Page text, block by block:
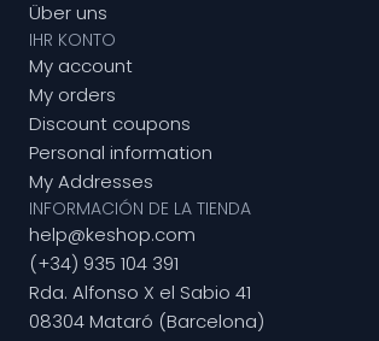
Über uns
IHR KONTO
My account
My orders
Discount coupons
Personal information
My Addresses
INFORMACIÓN DE LA TIENDA
help@keshop.com
(+34) 935 104 391
Rda. Alfonso X el Sabio 41
08304 Mataró (Barcelona)